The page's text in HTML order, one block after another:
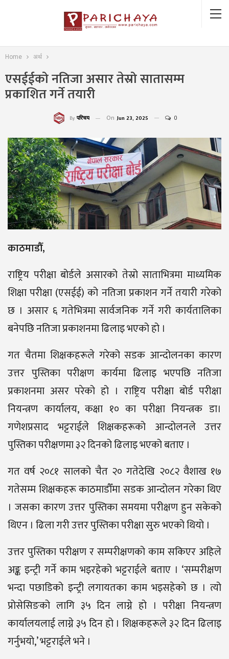
Home अर्थ
एसईईको नतिजा असार तेस्रो सातासम्म
प्रकाशित गर्ने तयारी
By परिचय On Jun 23, 2025 0
काठमाडौँ,
राष्ट्रिय परीक्षा बोर्डले असारको तेस्रो साताभित्रमा माध्यमिक
शिक्षा परीक्षा (एसईई) को नतिजा प्रकाशन गर्ने तयारी गरेको
छ । असार ६ गतेभित्रमा सार्वजनिक गर्ने गरी कार्यतालिका
बनेपछि नतिजा प्रकाशनमा ढिलाइ भएको हो ।
गत चैतमा शिक्षकहरूले गरेको सडक आन्दोलनका कारण
उत्तर पुस्तिका परीक्षण कार्यमा ढिलाइ भएपछि नतिजा
प्रकाशनमा असर परेको हो । राष्ट्रिय परीक्षा बोर्ड परीक्षा
नियन्त्रण कार्यालय, कक्षा १० का परीक्षा नियन्त्रक डा।
गणेशप्रसाद भट्टराईले शिक्षकहरूको आन्दोलनले उत्तर
पुस्तिका परीक्षणमा ३२ दिनको ढिलाइ भएको बताए ।
गत वर्ष २०८१ सालको चैत २० गतेदेखि २०८२ वैशाख १७
गतेसम्म शिक्षकहरू काठमाडौँमा सडक आन्दोलन गरेका थिए
। जसका कारण उत्तर पुस्तिका समयमा परीक्षण हुन सकेको
थिएन । ढिला गरी उत्तर पुस्तिका परीक्षा सुरु भएको थियो ।
उत्तर पुस्तिका परीक्षण र सम्परीक्षणको काम सकिएर अहिले
अङ्क इन्ट्री गर्ने काम भइरहेको भट्टराईले बताए । ‘सम्परीक्षण
भन्दा पछाडिको इन्ट्री लगायतका काम भइसहेको छ । त्यो
प्रोसेसिङको लागि ३५ दिन लाग्ने हो । परीक्षा नियन्त्रण
कार्यालयलाई लाग्ने ३५ दिन हो । शिक्षकहरूले ३२ दिन ढिलाइ
गर्नुभयो,’ भट्टराईले भने ।